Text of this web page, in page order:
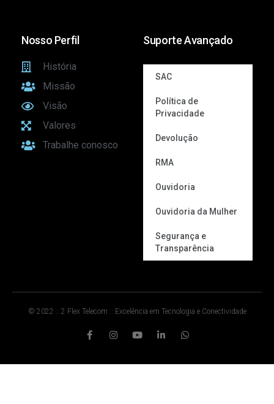
Nosso Perfil
História
Missão
Visão
Valores
Trabalhe conosco
Suporte Avançado
SAC
Política de
Privacidade
Devolução
RMA
Ouvidoria
Ouvidoria da Mulher
Segurança e
Transparência
© 2022 :: 2 Flex Telecom :: Excelência em Tecnologia e Conectividade